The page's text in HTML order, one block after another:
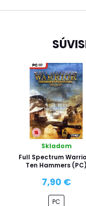
Skladom
Full Spectrum
Ten Hammers (PC)
7,90 €
PC